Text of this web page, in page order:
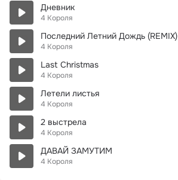
Дневник
4 Короля
Последний Летний Дождь (REMIX)
4 Короля
Last Christmas
4 Короля
Летели листья
4 Короля
2 выстрела
4 Короля
ДАВАЙ ЗАМУТИМ
4 Короля